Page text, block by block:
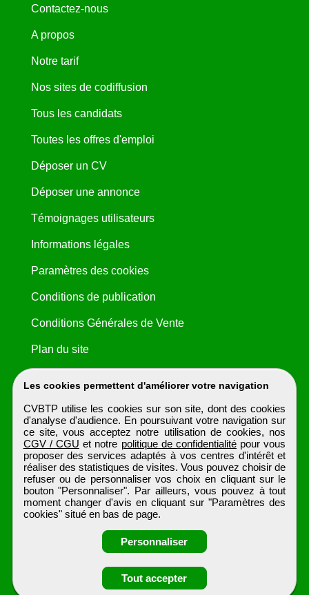
Obtenir ses
coordonnées
Les cookies permettent d'améliorer votre navigation
CVBTP utilise les cookies sur son site, dont des cookies
d'analyse d'audience. En poursuivant votre navigation sur
ce site, vous acceptez notre utilisation de cookies, nos
CGV / CGU et notre politique de confidentialité pour vous
proposer des services adaptés à vos centres d'intérêt et
réaliser des statistiques de visites. Vous pouvez choisir de
refuser ou de personnaliser vos choix en cliquant sur le
bouton "Personnaliser". Par ailleurs, vous pouvez à tout
moment changer d'avis en cliquant sur "Paramètres des
cookies" situé en bas de page.
Personnaliser
Tout accepter
Contactez-nous
A propos
Notre tarif
Nos sites de codiffusion
Tous les candidats
Toutes les offres d'emploi
Déposer un CV
Déposer une annonce
Témoignages utilisateurs
Informations légales
Paramètres des cookies
Conditions de publication
Conditions Générales de Vente
Plan du site
CVBTP